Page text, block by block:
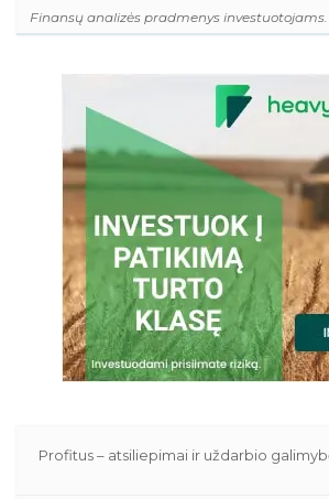
Finansų analizės pradmenys investuotojams.
Profitus – atsiliepimai ir uždarbio